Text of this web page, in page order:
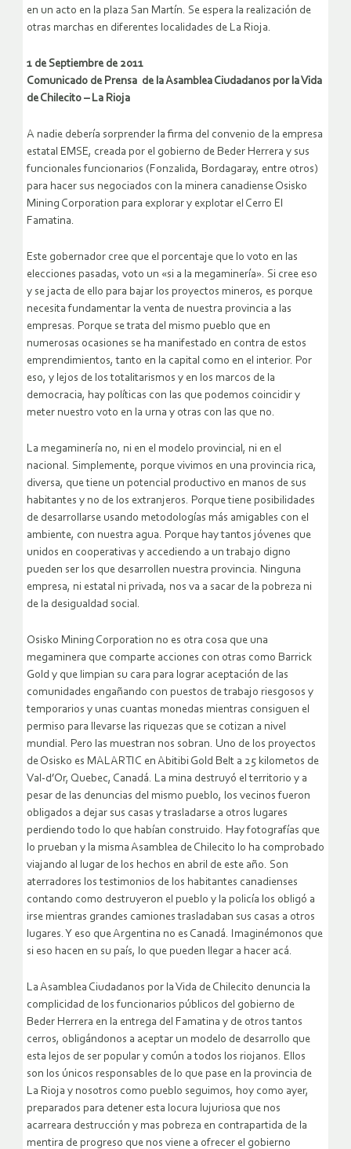
en un acto en la plaza San Martín. Se espera la realización de
otras marchas en diferentes localidades de La Rioja.
1 de Septiembre de 2011
Comunicado de Prensa de la Asamblea Ciudadanos por la Vida
de Chilecito – La Rioja
A nadie debería sorprender la firma del convenio de la empresa
estatal EMSE, creada por el gobierno de Beder Herrera y sus
funcionales funcionarios (Fonzalida, Bordagaray, entre otros)
para hacer sus negociados con la minera canadiense Osisko
Mining Corporation para explorar y explotar el Cerro El
Famatina.
Este gobernador cree que el porcentaje que lo voto en las
elecciones pasadas, voto un «si a la megaminería». Si cree eso
y se jacta de ello para bajar los proyectos mineros, es porque
necesita fundamentar la venta de nuestra provincia a las
empresas. Porque se trata del mismo pueblo que en
numerosas ocasiones se ha manifestado en contra de estos
emprendimientos, tanto en la capital como en el interior. Por
eso, y lejos de los totalitarismos y en los marcos de la
democracia, hay políticas con las que podemos coincidir y
meter nuestro voto en la urna y otras con las que no.
La megaminería no, ni en el modelo provincial, ni en el
nacional. Simplemente, porque vivimos en una provincia rica,
diversa, que tiene un potencial productivo en manos de sus
habitantes y no de los extranjeros. Porque tiene posibilidades
de desarrollarse usando metodologías más amigables con el
ambiente, con nuestra agua. Porque hay tantos jóvenes que
unidos en cooperativas y accediendo a un trabajo digno
pueden ser los que desarrollen nuestra provincia. Ninguna
empresa, ni estatal ni privada, nos va a sacar de la pobreza ni
de la desigualdad social.
Osisko Mining Corporation no es otra cosa que una
megaminera que comparte acciones con otras como Barrick
Gold y que limpian su cara para lograr aceptación de las
comunidades engañando con puestos de trabajo riesgosos y
temporarios y unas cuantas monedas mientras consiguen el
permiso para llevarse las riquezas que se cotizan a nivel
mundial. Pero las muestran nos sobran. Uno de los proyectos
de Osisko es MALARTIC en Abitibi Gold Belt a 25 kilometos de
Val-d’Or, Quebec, Canadá. La mina destruyó el territorio y a
pesar de las denuncias del mismo pueblo, los vecinos fueron
obligados a dejar sus casas y trasladarse a otros lugares
perdiendo todo lo que habían construido. Hay fotografías que
lo prueban y la misma Asamblea de Chilecito lo ha comprobado
viajando al lugar de los hechos en abril de este año. Son
aterradores los testimonios de los habitantes canadienses
contando como destruyeron el pueblo y la policía los obligó a
irse mientras grandes camiones trasladaban sus casas a otros
lugares. Y eso que Argentina no es Canadá. Imaginémonos que
si eso hacen en su país, lo que pueden llegar a hacer acá.
La Asamblea Ciudadanos por la Vida de Chilecito denuncia la
complicidad de los funcionarios públicos del gobierno de
Beder Herrera en la entrega del Famatina y de otros tantos
cerros, obligándonos a aceptar un modelo de desarrollo que
esta lejos de ser popular y común a todos los riojanos. Ellos
son los únicos responsables de lo que pase en la provincia de
La Rioja y nosotros como pueblo seguimos, hoy como ayer,
preparados para detener esta locura lujuriosa que nos
acarreara destrucción y mas pobreza en contrapartida de la
mentira de progreso que nos viene a ofrecer el gobierno